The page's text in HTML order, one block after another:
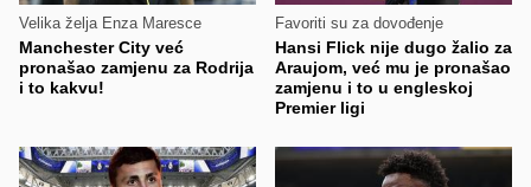
Velika želja Enza Maresce
Manchester City već
pronašao zamjenu za Rodrija
i to kakvu!
Favoriti su za dovođenje
Hansi Flick nije dugo žalio za
Araujom, već mu je pronašao
zamjenu i to u engleskoj
Premier ligi